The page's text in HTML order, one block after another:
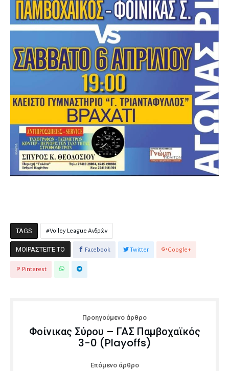
TAGS Volley League Ανδρών
ΜΟΙΡΑΣΤΕΊΤΕ ΤΟ Facebook Twitter Google+
Pinterest
Προηγούμενο άρθρο
Φοίνικας Σύρου – ΓΑΣ Παμβοχαϊκός
3-0 (Playoffs)
Επόμενο άρθρο